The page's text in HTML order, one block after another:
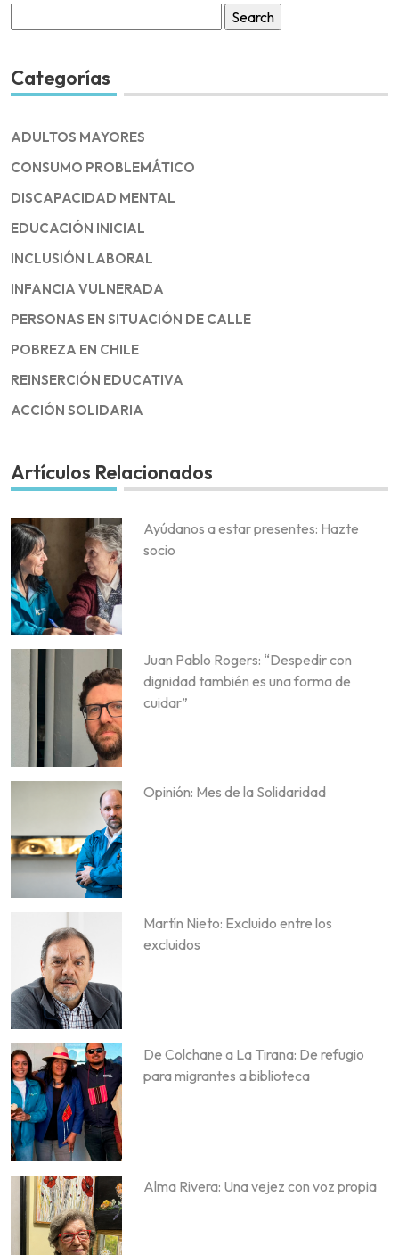
for:
Categorías
ADULTOS MAYORES
CONSUMO PROBLEMÁTICO
DISCAPACIDAD MENTAL
EDUCACIÓN INICIAL
INCLUSIÓN LABORAL
INFANCIA VULNERADA
PERSONAS EN SITUACIÓN DE CALLE
POBREZA EN CHILE
REINSERCIÓN EDUCATIVA
ACCIÓN SOLIDARIA
Artículos Relacionados
Ayúdanos a estar presentes: Hazte
socio
Juan Pablo Rogers: “Despedir con
dignidad también es una forma de
cuidar”
Opinión: Mes de la Solidaridad
Martín Nieto: Excluido entre los
excluidos
De Colchane a La Tirana: De refugio
para migrantes a biblioteca
Alma Rivera: Una vejez con voz propia